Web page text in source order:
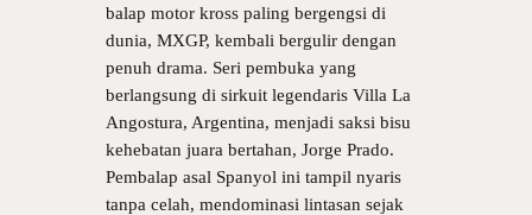
balap motor kross paling bergengsi di
dunia, MXGP, kembali bergulir dengan
penuh drama. Seri pembuka yang
berlangsung di sirkuit legendaris Villa La
Angostura, Argentina, menjadi saksi bisu
kehebatan juara bertahan, Jorge Prado.
Pembalap asal Spanyol ini tampil nyaris
tanpa celah, mendominasi lintasan sejak